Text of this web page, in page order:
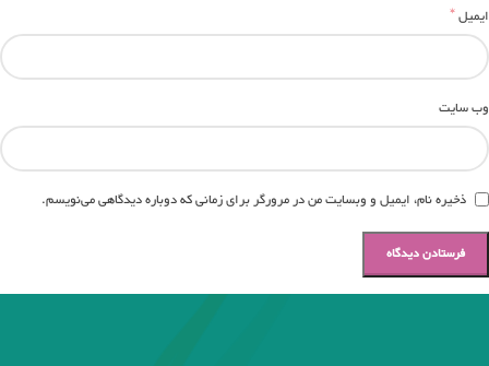
ایمیل*
وب‌ سایت
ذخیره نام، ایمیل و وبسایت من در مرورگر برای زمانی که دوباره دیدگاهی می‌نویسم.